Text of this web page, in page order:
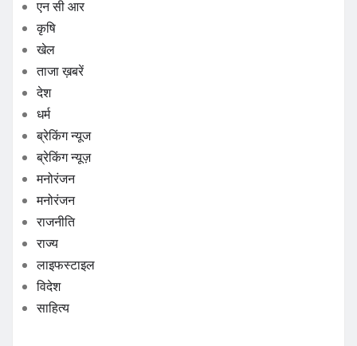
एन सी आर
कृषि
खेल
ताजा ख़बरें
देश
धर्म
ब्रेकिंग न्यूज
ब्रेकिंग न्यूज़
मनोरंजन
मनोरंजन
राजनीति
राज्य
लाइफस्टाइल
विदेश
साहित्य